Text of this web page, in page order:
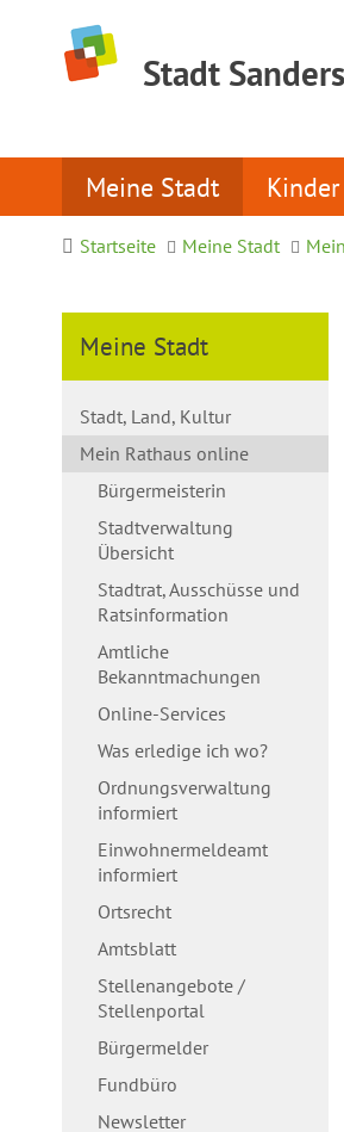
Stadt
Meine Stadt
Startseite Meine Stadt
Meine Stadt
Stadt, Land, Kultur
Mein Rathaus online
Bürgermeisterin
Stadtverwaltung
Übersicht
Stadtrat, Ausschüsse und
Ratsinformation
Amtliche
Bekanntmachungen
Online-Services
Was erledige ich wo?
Ordnungsverwaltung
informiert
Einwohnermeldeamt
informiert
Ortsrecht
Amtsblatt
Stellenangebote /
Stellenportal
Bürgermelder
Fundbüro
Newsletter